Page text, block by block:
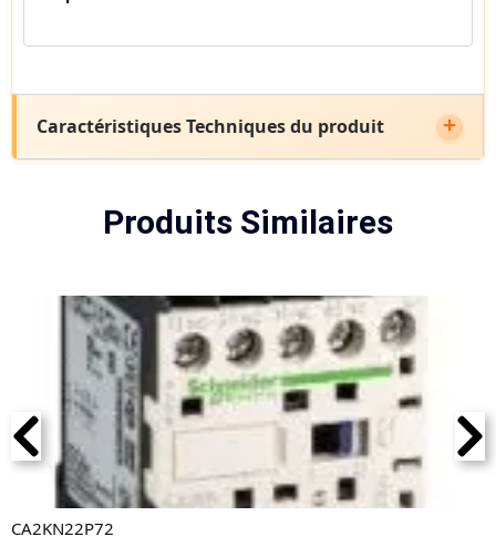
Caractéristiques Techniques du produit
Produits Similaires
CA2KN22P72